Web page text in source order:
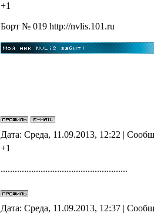
+1
Бoрт № 019 http://nvlis.101.ru
Дата: Среда, 11.09.2013, 12:22 |
+1
......................................................
Дата: Среда, 11.09.2013, 12:37 |